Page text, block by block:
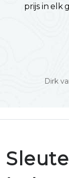
prijs in elk
Dirk